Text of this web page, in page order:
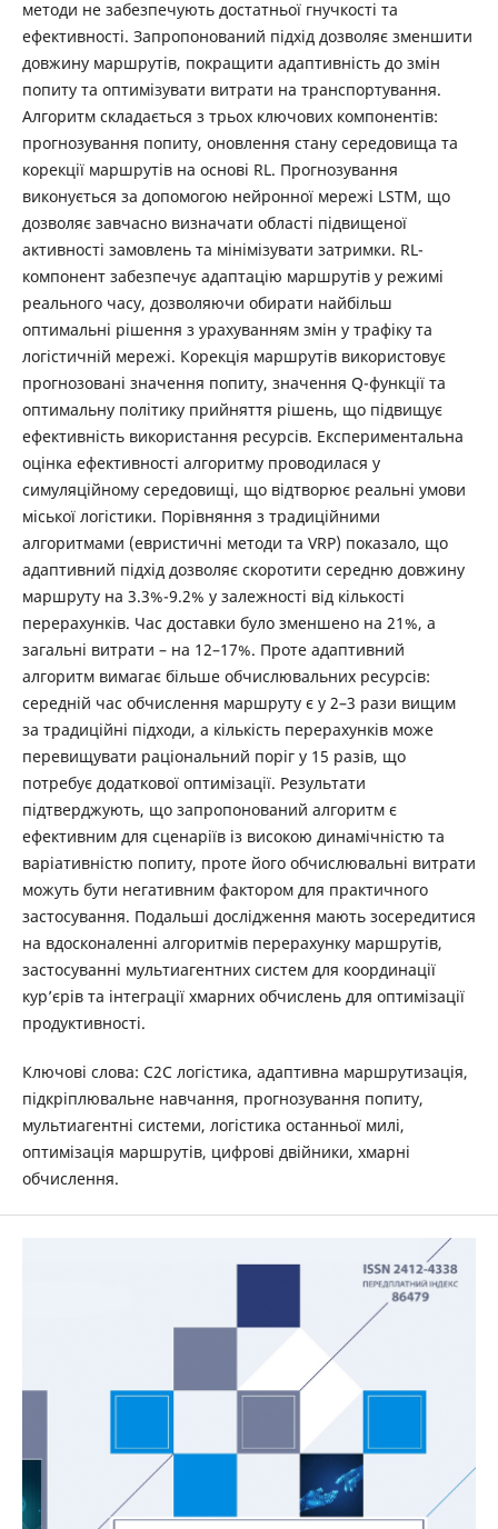
методи не забезпечують достатньої гнучкості та
ефективності. Запропонований підхід дозволяє зменшити
довжину маршрутів, покращити адаптивність до змін
попиту та оптимізувати витрати на транспортування.
Алгоритм складається з трьох ключових компонентів:
прогнозування попиту, оновлення стану середовища та
корекції маршрутів на основі RL. Прогнозування
виконується за допомогою нейронної мережі LSTM, що
дозволяє завчасно визначати області підвищеної
активності замовлень та мінімізувати затримки. RL-
компонент забезпечує адаптацію маршрутів у режимі
реального часу, дозволяючи обирати найбільш
оптимальні рішення з урахуванням змін у трафіку та
логістичній мережі. Корекція маршрутів використовує
прогнозовані значення попиту, значення Q-функції та
оптимальну політику прийняття рішень, що підвищує
ефективність використання ресурсів. Експериментальна
оцінка ефективності алгоритму проводилася у
симуляційному середовищі, що відтворює реальні умови
міської логістики. Порівняння з традиційними
алгоритмами (евристичні методи та VRP) показало, що
адаптивний підхід дозволяє скоротити середню довжину
маршруту на 3.3%-9.2% у залежності від кількості
перерахунків. Час доставки було зменшено на 21%, а
загальні витрати – на 12–17%. Проте адаптивний
алгоритм вимагає більше обчислювальних ресурсів:
середній час обчислення маршруту є у 2–3 рази вищим
за традиційні підходи, а кількість перерахунків може
перевищувати раціональний поріг у 15 разів, що
потребує додаткової оптимізації. Результати
підтверджують, що запропонований алгоритм є
ефективним для сценаріїв із високою динамічністю та
варіативністю попиту, проте його обчислювальні витрати
можуть бути негативним фактором для практичного
застосування. Подальші дослідження мають зосередитися
на вдосконаленні алгоритмів перерахунку маршрутів,
застосуванні мультиагентних систем для координації
кур’єрів та інтеграції хмарних обчислень для оптимізації
продуктивності.
Ключові слова: C2C логістика, адаптивна маршрутизація,
підкріплювальне навчання, прогнозування попиту,
мультиагентні системи, логістика останньої милі,
оптимізація маршрутів, цифрові двійники, хмарні
обчислення.